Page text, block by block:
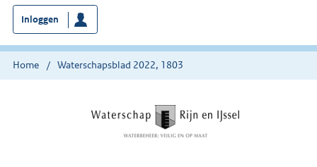
bent
nu
hier:
Inloggen
Home Waterschapsblad 2022, 1803